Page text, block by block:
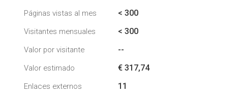
Páginas vistas al mes < 300
Visitantes mensuales < 300
Valor por visitante --
Valor estimado € 317,74
Enlaces externos 11